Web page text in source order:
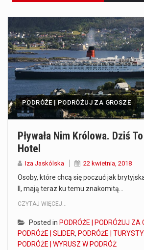
PODRÓŻE | PODRÓŻUJ ZA GROSZE
Pływała Nim Królowa. Dziś
Hotel
Iza Jaskólska 22 kwietnia, 2018
Osoby, które chcą się poczuć jak
II, mają teraz ku temu znakomitą…
CZYTAJ WIĘCEJ...
Posted in PODRÓŻE | PODRÓŻUJ ZA
PODRÓŻE | SLIDER, PODRÓŻE |
PODRÓŻE | WYRUSZ W PODRÓŻ